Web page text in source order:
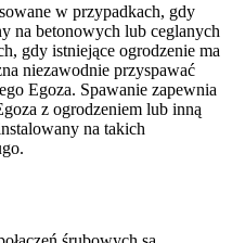
w przypadkach, gdy
na betonowych lub ceglanych
gdy istniejące ogrodzenie ma
niezawodnie przyspawać
Egoza. Spawanie zapewnia
z ogrodzeniem lub inną
na takich